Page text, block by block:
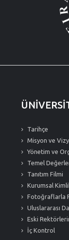
Tarihçe
Misyon ve
Yönetim ve
Temel
Tanıtım Filmi
Kurumsal
Fotoğraflarla
Uluslararası
Eski
İç Kontrol